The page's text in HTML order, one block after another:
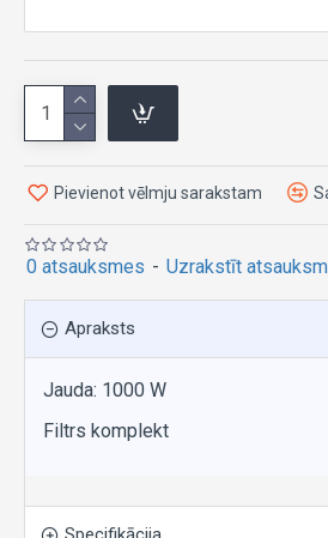
0 atsauksmes - Uzrakstīt
Pievienot vēlmju sarakstam
Apraksts
Jauda: 1000 W
Filtrs komplekt